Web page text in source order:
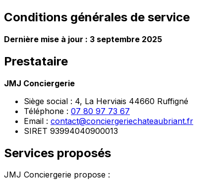
Conditions générales de service
Dernière mise à jour : 3 septembre 2025
Prestataire
JMJ Conciergerie
Siège social : 4, La Herviais 44660 Ruffigné
Téléphone : 07 80 97 73 67
Email : contact@conciergeriechateaubriant.fr
SIRET 93994040900013
Services proposés
JMJ Conciergerie propose :